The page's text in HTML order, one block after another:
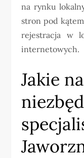
na rynku
stron pod
rejestracja w
internetowych.
Jakie